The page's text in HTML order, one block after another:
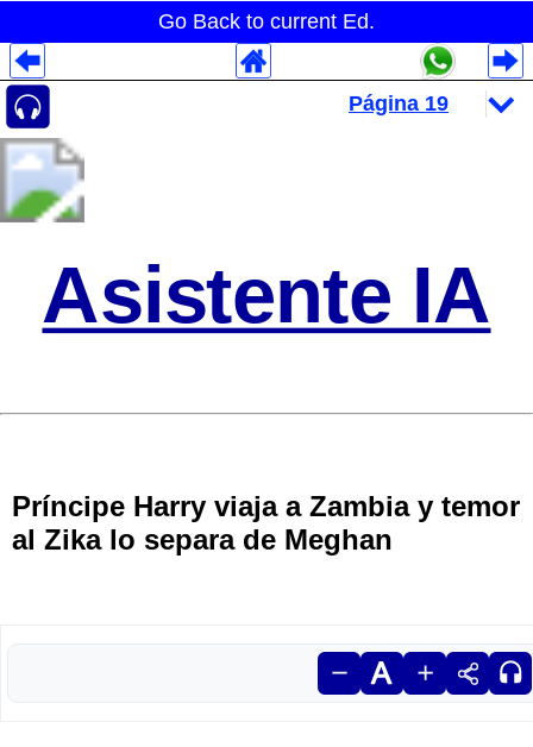
Go Back to current Ed.
Asistente IA
Príncipe Harry viaja a Zambia y temor
al Zika lo separa de Meghan
Despliegues Analytics
Despliegues Totales
Despliegues por Rubros